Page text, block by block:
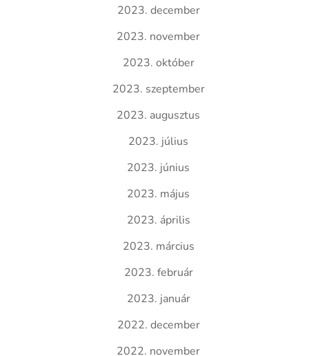
2023. december
2023. november
2023. október
2023. szeptember
2023. augusztus
2023. július
2023. június
2023. május
2023. április
2023. március
2023. február
2023. január
2022. december
2022. november